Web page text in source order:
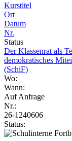
Kurstitel
Ort
Datum
Nr.
Status
Der Klassenrat als
demokratisches
(SchiF)
Wo:
Wann:
Auf Anfrage
Nr.:
26-1240606
Status: